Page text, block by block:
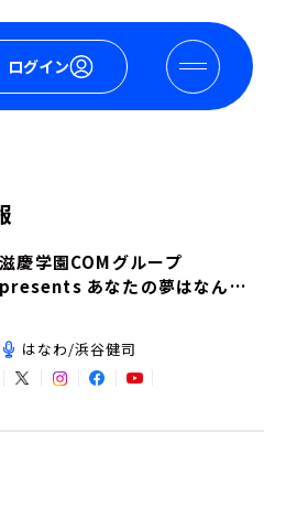
ログイン
滋慶学園COMグループ
presents あなたの夢はなんで
はなわ/浜谷健司